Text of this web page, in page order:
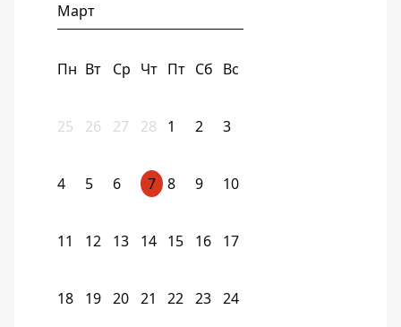
Март
Пн Вт Ср Чт Пт Сб Вс
25 26 27 28 1 2 3
4 5 6 7 8 9 10
11 12 13 14 15 16 17
18 19 20 21 22 23 24